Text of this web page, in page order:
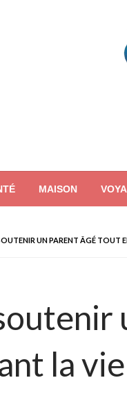
MAISON
UN PARENT ÂGÉ TOUT
la